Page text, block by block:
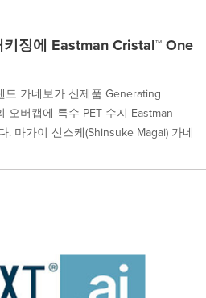
징에 Eastman Cristal™ One
가네보가 신제품 Generating
오버캡에 특수 PET 수지 Eastman
. 마가이 신스케(Shinsuke Magai) 가네